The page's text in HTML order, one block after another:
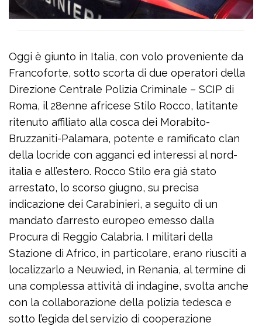
Oggi è giunto in Italia, con volo proveniente da
Francoforte, sotto scorta di due operatori della
Direzione Centrale Polizia Criminale – SCIP di
Roma, il 28enne africese Stilo Rocco, latitante
ritenuto affiliato alla cosca dei Morabito-
Bruzzaniti-Palamara, potente e ramificato clan
della locride con agganci ed interessi al nord-
italia e all’estero. Rocco Stilo era già stato
arrestato, lo scorso giugno, su precisa
indicazione dei Carabinieri, a seguito di un
mandato d’arresto europeo emesso dalla
Procura di Reggio Calabria. I militari della
Stazione di Africo, in particolare, erano riusciti a
localizzarlo a Neuwied, in Renania, al termine di
una complessa attività di indagine, svolta anche
con la collaborazione della polizia tedesca e
sotto l’egida del servizio di cooperazione